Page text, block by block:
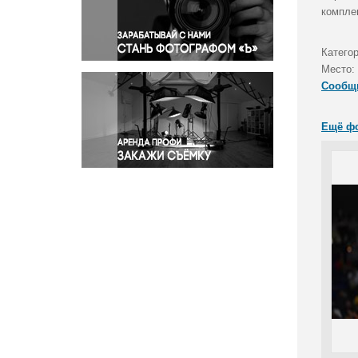
Правосудие
Происшествия и конфликты
Религия
Светская жизнь
Спорт
Экология
Экономика и бизнес
Место:
Ещё